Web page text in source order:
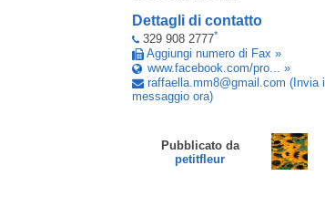
Dettagli di contatto
329 908 2777*
Aggiungi numero di Fax »
www.facebook.com/pro... »
raffaella.mm8@gmail .com (Invia il
messaggio ora)
Pubblicato da
petitfleur